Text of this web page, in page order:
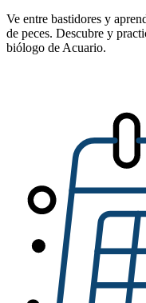
Ve entre bastidores y
de peces. Descubre y
biólogo de Acuario.